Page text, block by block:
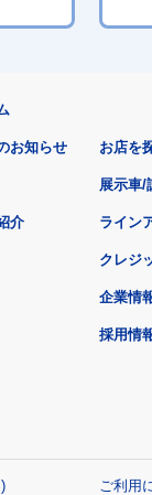
お知らせ
介
お店を
展示車/
ライン
クレジ
企業情
採用情
ご利用